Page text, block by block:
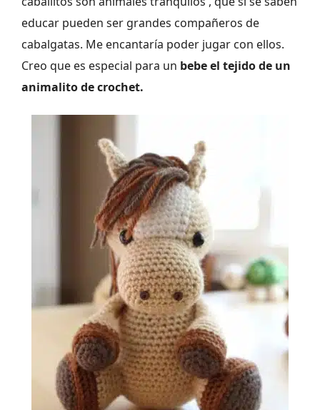
educar pueden ser grandes compañeros de
cabalgatas. Me encantaría poder jugar con ellos.
Creo que es especial para un bebe el tejido de un
animalito de crochet.